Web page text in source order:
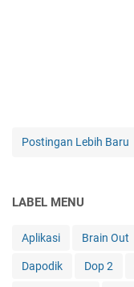
Postingan Lebih Baru
LABEL MENU
Aplikasi Brain Out
Dapodik Dop 2